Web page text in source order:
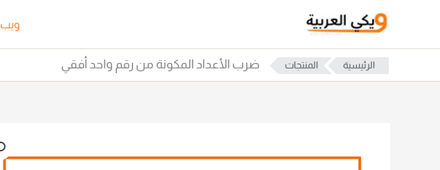
المحتوى
ويب
الرئيسية المنتجات ضرب الأعداد المكونة من رقم واحد أفقي